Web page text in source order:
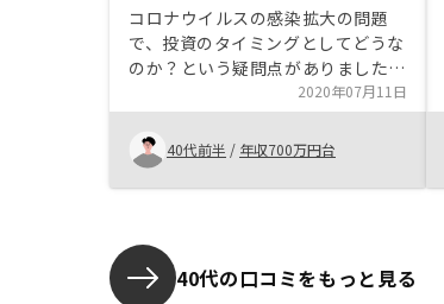
コロナウイルスの感染拡大の問題
で、投資のタイミングとしてどうな
のか？という疑問点がありました
が、分かりやすく説明していただい
て決断できました。複数物件の候補
がある中で、どちらを選択したら良
いか分からない、という現実があ
り、セールスの方のお考えが一番決
最も進んだサービスをていきしてく
ださっているのではないかと思いま
す。
2020年07月11日
40代前半 / 年収700万円台
40代の口コミをもっと見る